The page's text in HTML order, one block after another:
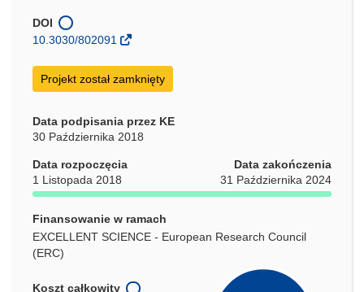
w
nowym
DOI
10.3030/802091
Projekt został zamknięty
Data podpisania przez KE
30 Października 2018
Data rozpoczęcia
1 Listopada 2018
Data zakończenia
31 Października 2024
Finansowanie w ramach
EXCELLENT SCIENCE - European Research Council
(ERC)
Koszt całkowity